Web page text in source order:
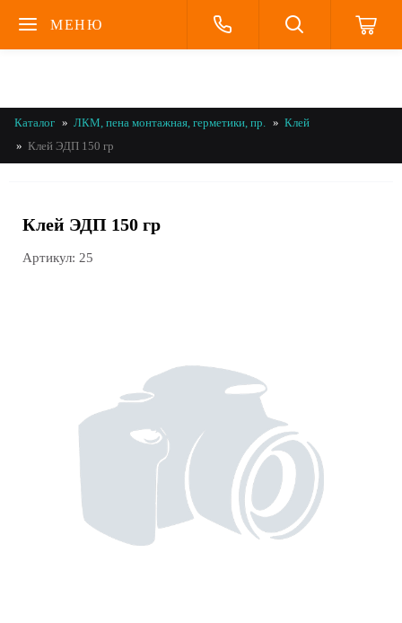
МЕНЮ
Каталог ЛКМ, пена монтажная, герметики, пр.
Клей
Клей ЭДП 150 гр
Клей ЭДП 150 гр
Артикул: 25